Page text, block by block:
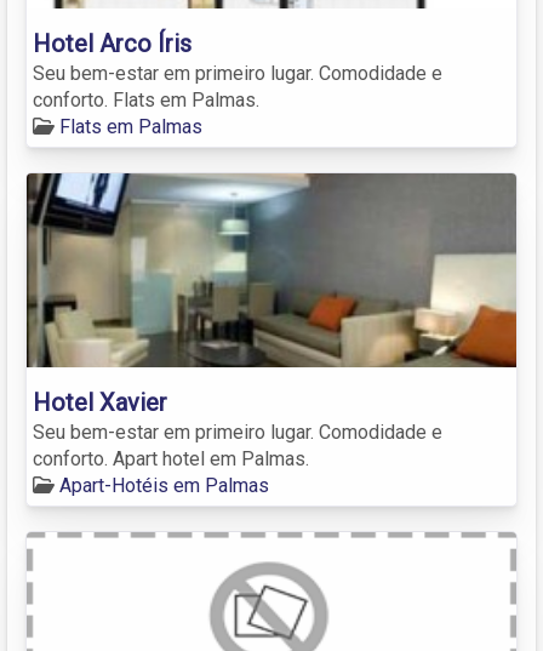
Hotel Arco Íris
Seu bem-estar em primeiro lugar. Comodidade e
conforto. Flats em Palmas.
Flats em Palmas
Hotel Xavier
Seu bem-estar em primeiro lugar. Comodidade e
conforto. Apart hotel em Palmas.
Apart-Hotéis em Palmas